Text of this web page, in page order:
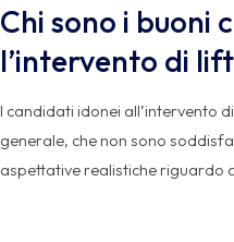
Chi sono i buoni
l’intervento di
I candidati idonei all’intervento
generale, che non sono
aspettative realistiche riguardo